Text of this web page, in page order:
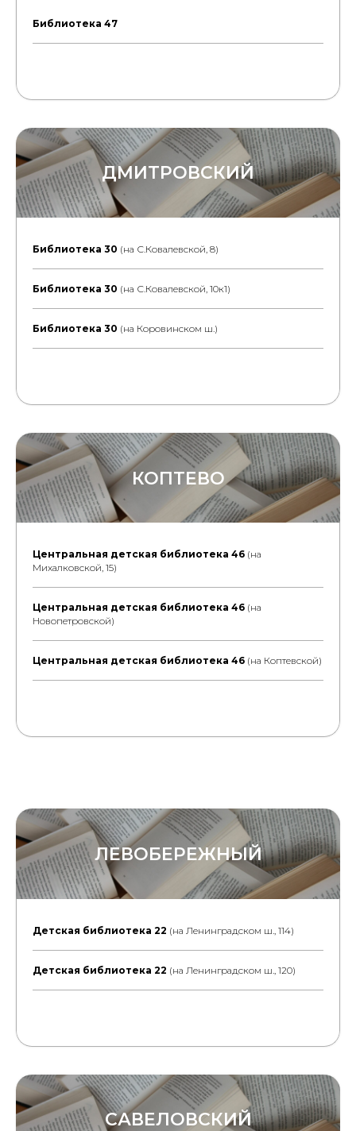
Библиотека 47
ДМИТРОВСКИЙ
Библиотека 30 (на С.Ковалевской, 8)
Библиотека 30 (на С.Ковалевской, 10к1)
Библиотека 30 (на Коровинском ш.)
КОПТЕВО
Центральная детская библиотека 46 (на
Михалковской, 15)
Центральная детская библиотека 46 (на
Новопетровской)
Центральная детская библиотека 46 (на Коптевской)
ЛЕВОБЕРЕЖНЫЙ
Детская библиотека 22 (на Ленинградском ш., 114)
Детская библиотека 22 (на Ленинградском ш., 120)
САВЕЛОВСКИЙ